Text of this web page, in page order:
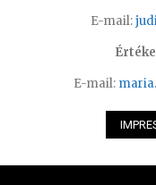
E-mail:
E-mail: